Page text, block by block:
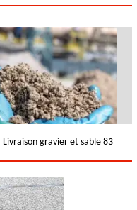
Livraison gravier et sable 83